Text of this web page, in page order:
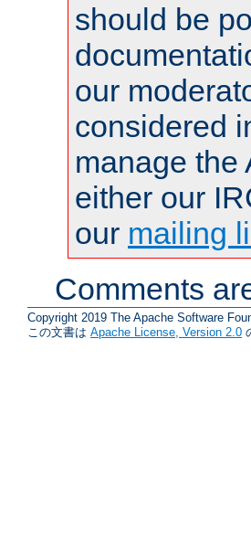
should be
our
considered
manage the
either our
our mailing
Comments
Copyright 2019 The Apache Software
この文書は Apache License, Version 2.0